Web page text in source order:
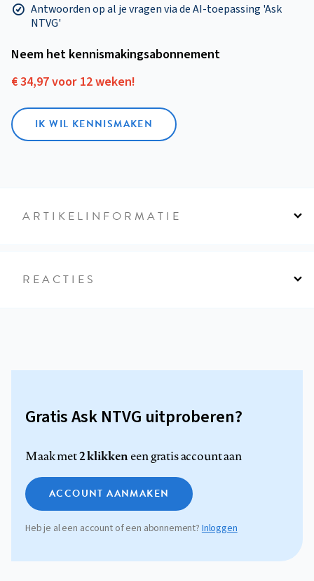
Antwoorden op al je vragen via de AI-toepassing 'Ask
NTVG'
Neem het kennismakings­abonnement
€ 34,97 voor 12 weken!
IK WIL KENNISMAKEN
ARTIKELINFORMATIE
REACTIES
Gratis Ask NTVG uitproberen?
Maak met2 klikkeneen gratis account aan
ACCOUNT AANMAKEN
Heb je al een account of een abonnement?Inloggen